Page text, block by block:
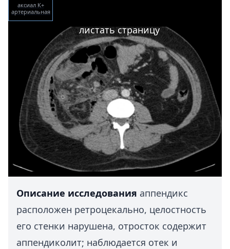
аксиал К+
артериальная
листать страницу
Описание исследования аппендикс
расположен ретроцекально, целостность
его стенки нарушена, отросток содержит
аппендиколит; наблюдается отек и